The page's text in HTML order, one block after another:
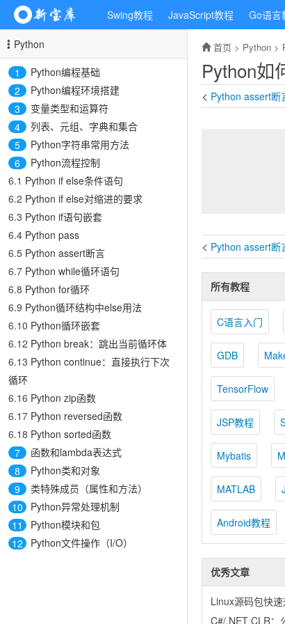
Swing教程 JavaScript教程 Go语言
Python
1
Python编程基础
2
Python编程环境搭建
3
变量类型和运算符
4
列表、元组、字典和集合
5
Python字符串常用方法
6
Python流程控制
6.1 Python if else条件语句
6.2 Python if else对缩进的要求
6.3 Python if语句嵌套
6.4 Python pass
6.5 Python assert断言
6.7 Python while循环语句
6.8 Python for循环
6.9 Python循环结构中else用法
6.10 Python循环嵌套
6.12 Python break：跳出当前循环体
6.13 Python continue：直接执行下次
循环
6.16 Python zip函数
6.17 Python reversed函数
6.18 Python sorted函数
7
函数和lambda表达式
8
Python类和对象
9
类特殊成员（属性和方法）
10
Python异常处理机制
11
Python模块和包
12
Python文件操作（I/O）
首页 > Python>
Python如
< Python assert断
< Python assert断
所有教程
C语言入门
GDB
TensorFlow
JSP教程
Mybatis
MATLAB
Android教程
优秀文章
Linux源码包快
C#/.NET CLR：